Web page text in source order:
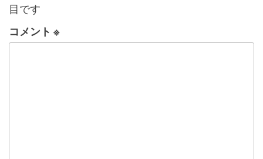
目です
コメント ※